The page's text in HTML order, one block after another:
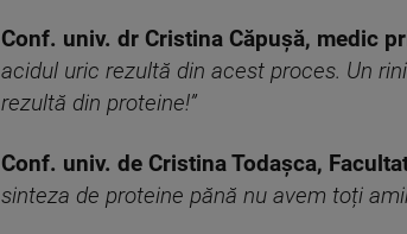
Conf. univ. dr Cristina Căpușă, medic
acidul uric rezultă din acest proces. Un
rezultă din proteine!”
Conf. univ. de Cristina Todașca,
sinteza de proteine pănă nu avem toți